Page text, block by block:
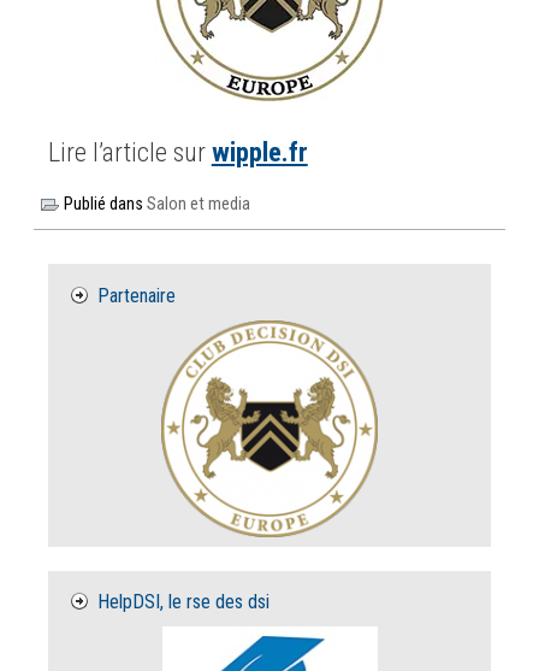
Lire l’article surwipple.fr
Publié dansSalon et media
Partenaire
HelpDSI, le rse des dsi